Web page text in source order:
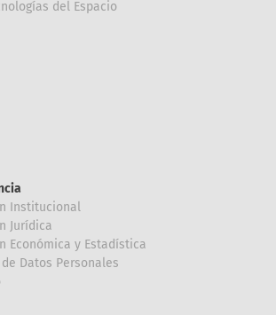
del Espacio
Institucional
Jurídica
Económica y Estadística
Datos Personales